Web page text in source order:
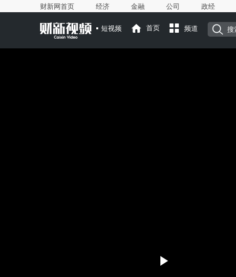
财新网首页 经济 金融 公司 政经
短视频 首页 频道